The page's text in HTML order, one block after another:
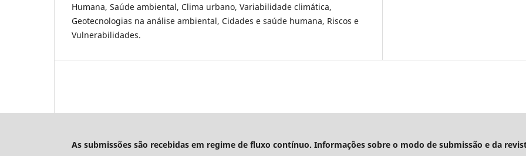
Humana, Saúde ambiental, Clima urbano, Variabilidade climática,
Geotecnologias na análise ambiental, Cidades e saúde humana, Riscos e
Vulnerabilidades.
As submissões são recebidas em regime de fluxo contínuo. Informações sobre o modo de submissão e da